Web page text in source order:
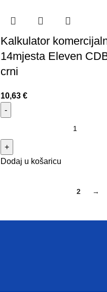
Kalkulator
14mjesta Eleven
crni
10,63 €
Dodaj u košaricu
2 →